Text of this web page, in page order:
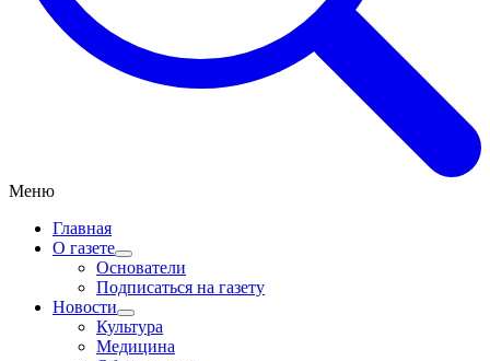
Меню
Главная
О газете
Основатели
Подписаться на газету
Новости
Культура
Медицина